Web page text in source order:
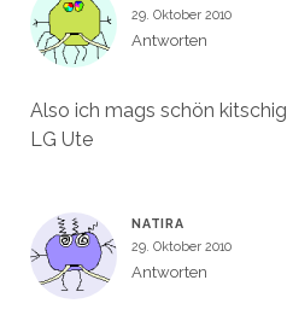
29. Oktober 2010
Antworten
Also ich mags schön kitschig
LG Ute
NATIRA
29. Oktober 2010
Antworten